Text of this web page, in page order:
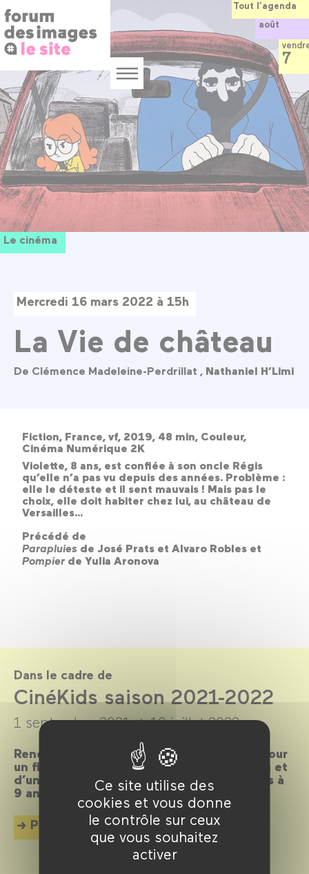
Ce site utilise des
cookies et vous donne
le contrôle sur ceux
que vous souhaitez
activer
au
contenu
principal
Menu
Le cinéma
Mercredi 16 mars 2022 à 15h
La Vie de château
De Clémence Madeleine-Perdrillat , Nathaniel H’Limi
Fiction, France, vf, 2019, 48 min, Couleur,
Cinéma Numérique 2K
Violette, 8 ans, est confiée à son oncle Régis
qu’elle n’a pas vu depuis des années. Problème :
elle le déteste et il sent mauvais ! Mais pas le
choix, elle doit habiter chez lui, au château de
Versailles…
Précédé de
Parapluies de José Prats et Alvaro Robles et
Pompierde Yulia Aronova
Dans le cadre de
CinéKids saison 2021-2022
1 septembre 2021 → 10 juillet 2022
Rendez-vous les mercredis et dimanches pour
un film suivi d’un débat ou d’une animation et
d’un goûter, dédiés aux enfants de 18 mois à
9 ans.
Plus d'info
Tout l’agenda
août
7